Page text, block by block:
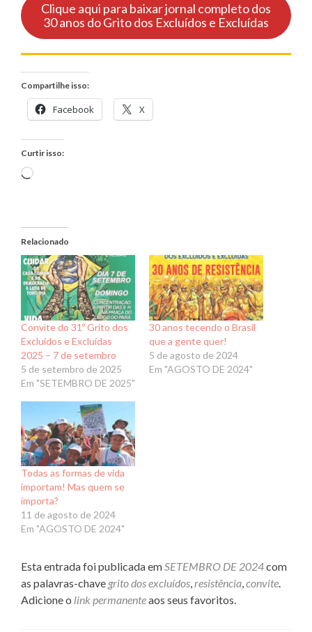
Clique aqui para baixar jornal completo dos
30 anos do Grito dos Excluídos e Excluídas
Compartilhe isso:
Facebook X
Curtir isso:
Carregando...
Relacionado
Convite do 31º Grito dos
Excluídos e Excluídas
2025 – 7 de setembro
5 de setembro de 2025
Em "SETEMBRO DE 2025"
30 anos tecendo o Brasil
que a gente quer!
5 de agosto de 2024
Em "AGOSTO DE 2024"
Todas as formas de vida
importam! Mas quem se
importa?
11 de agosto de 2024
Em "AGOSTO DE 2024"
Esta entrada foi publicada emSETEMBRO DE 2024com
as palavras-chave grito dos excluídos,resistência,convite.
Adicione o link permanenteaos seus favoritos.